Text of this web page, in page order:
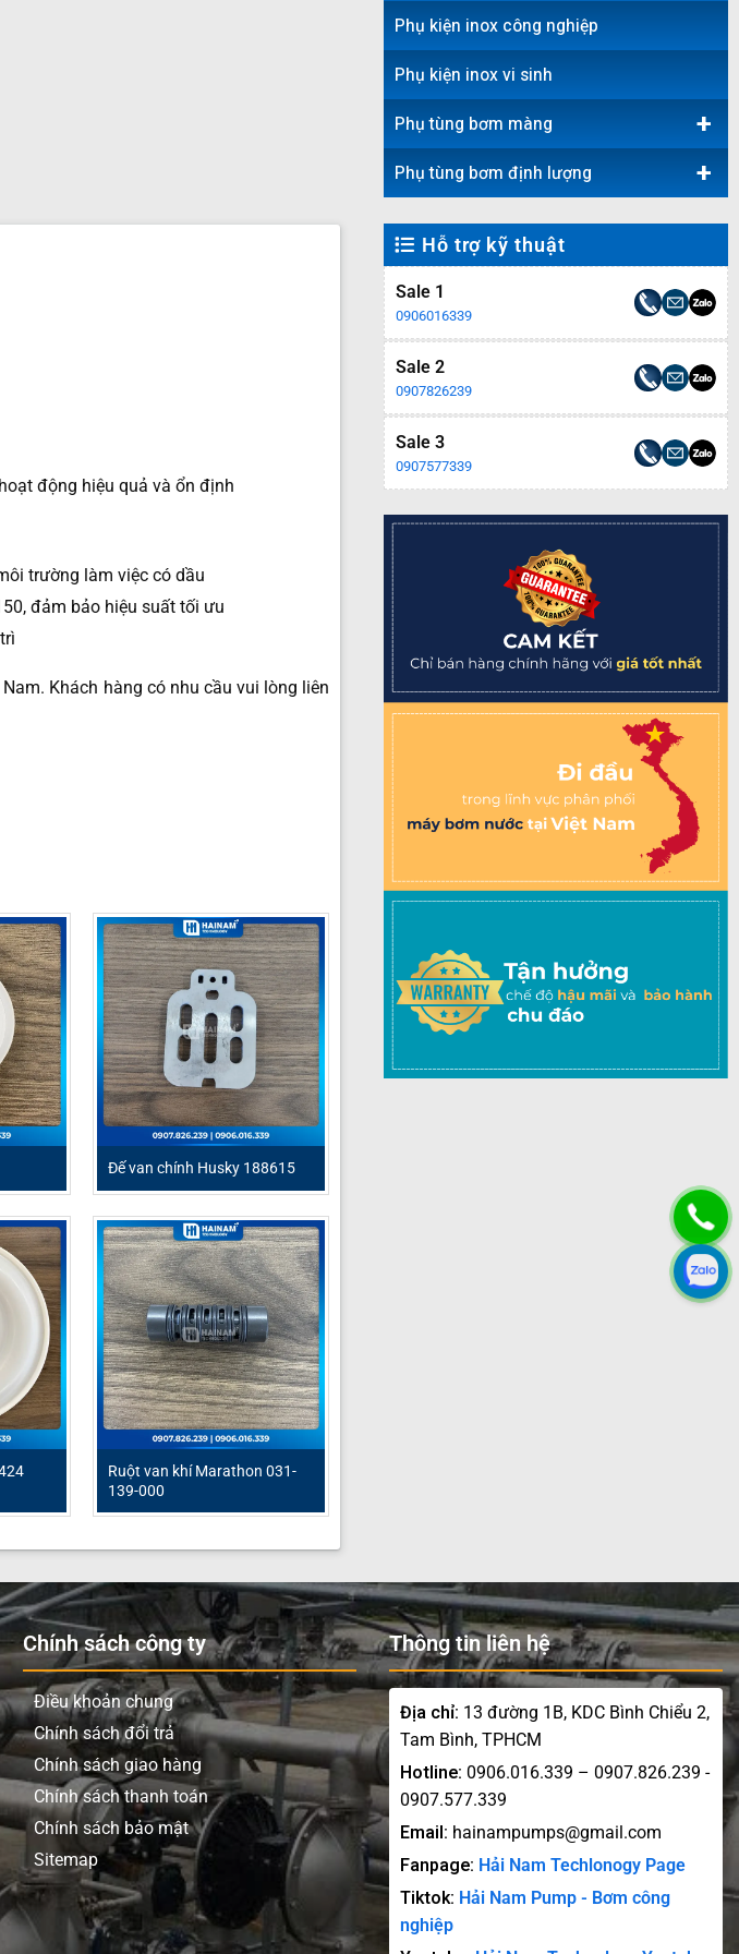
Phụ kiện inox công nghiệp
Phụ kiện inox vi sinh
Phụ tùng bơm màng +
Phụ tùng bơm định lượng +
Hỗ trợ kỹ thuật
Sale 1
0906016339
Sale 2
0907826239
Sale 3
0907577339
động hiệu quả và ổn định
trường làm việc có dầu
đảm bảo hiệu suất tối ưu
Khách hàng có nhu cầu vui lòng liên
Đế van chính Husky 188615
Ruột van khí Marathon 031-
139-000
Chính sách công ty
Điều khoản chung
Chính sách đổi trả
Chính sách giao hàng
Chính sách thanh toán
Chính sách bảo mật
Sitemap
Thông tin liên hệ
Địa chỉ: 13 đường 1B, KDC Bình Chiểu 2,
Tam Bình, TPHCM
Hotline: 0906.016.339 – 0907.826.239 -
0907.577.339
Email: hainampumps@gmail.com
Fanpage: Hải Nam Techlonogy Page
Tiktok: Hải Nam Pump - Bơm công
nghiệp